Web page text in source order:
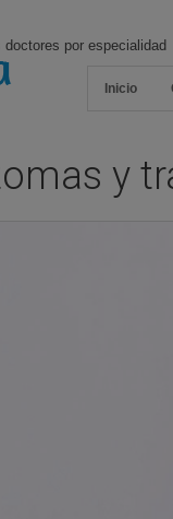
por especialidad
Inicio
y